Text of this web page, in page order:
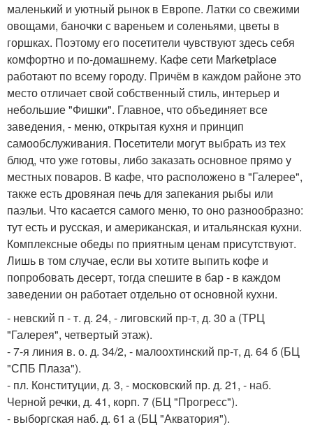
маленький и уютный рынок в Европе. Латки со свежими
овощами, баночки с вареньем и соленьями, цветы в
горшках. Поэтому его посетители чувствуют здесь себя
комфортно и по-домашнему. Кафе сети Marketplace
работают по всему городу. Причём в каждом районе это
место отличает свой собственный стиль, интерьер и
небольшие "Фишки". Главное, что объединяет все
заведения, - меню, открытая кухня и принцип
самообслуживания. Посетители могут выбрать из тех
блюд, что уже готовы, либо заказать основное прямо у
местных поваров. В кафе, что расположено в "Галерее",
также есть дровяная печь для запекания рыбы или
паэльи. Что касается самого меню, то оно разнообразно:
тут есть и русская, и американская, и итальянская кухни.
Комплексные обеды по приятным ценам присутствуют.
Лишь в том случае, если вы хотите выпить кофе и
попробовать десерт, тогда спешите в бар - в каждом
заведении он работает отдельно от основной кухни.
- невский п - т. д. 24, - лиговский пр-т, д. 30 а (ТРЦ
"Галерея", четвертый этаж).
- 7-я линия в. о. д. 34/2, - малоохтинский пр-т, д. 64 б (БЦ
"СПБ Плаза").
- пл. Конституции, д. 3, - московский пр. д. 21, - наб.
Черной речки, д. 41, корп. 7 (БЦ "Прогресс").
- выборгская наб. д. 61 а (БЦ "Акватория").